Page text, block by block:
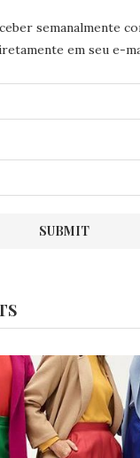
semanalmente
em seu e-